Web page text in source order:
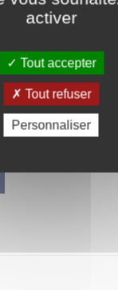
:
17h
à 12h
activer
Tout accepter
Tout refuser
Personnaliser